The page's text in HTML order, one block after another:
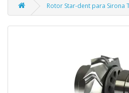
Rotor Star-dent para Sirona